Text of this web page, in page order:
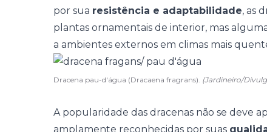
por sua resistência e adaptabilidade, as
plantas ornamentais de interior, mas
a ambientes externos em climas mais
Dracena pau-d'água (Dracaena fragrans). (Jardineiro/
A popularidade das dracenas não se deve
amplamente reconhecidas por suas